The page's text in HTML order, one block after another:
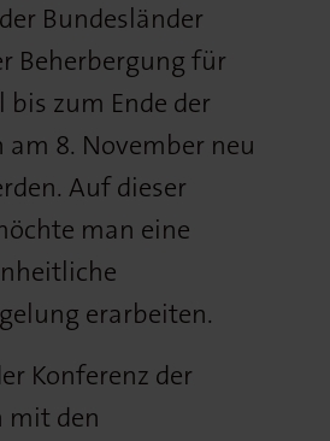
Bundesländer
Beherbergung für
bis zum Ende der
8. November neu
Auf dieser
man eine
erarbeiten.
Konferenz der
mit den